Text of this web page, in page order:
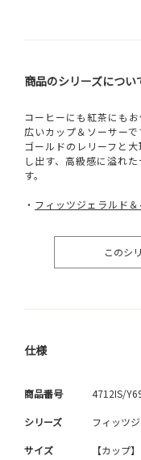
商品のシリーズについ
コーヒーにも紅茶にも
広いカップ＆ソーサーで
ゴールドのレリーフと
し出す、高級感に溢れ
す。
・ フィッツジェラルド
このシ
仕様
商品番号 4712IS/
シリーズ フィッツ
サイズ 【カップ